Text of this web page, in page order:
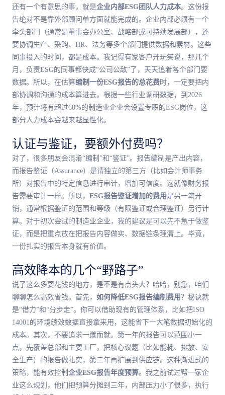
还有一个有意思的事，就是企业内部ESG团队人力成本。这份报
告绝对不是靠外部顾问单方面就能完成的。企业内部必须有一个
牵头部门（通常是董事会办公室、战略部或可持续发展部），还
要协调生产、采购、HR、法务等多个部门提供数据和素材。这些
同事投入的时间，都是成本。我记得有家客户开玩笑说，那几个
月，负责ESG的同事都快成“公司公敌”了，天天追着各个部门要
数据。所以，在估算编制一份ESG报告的总花费时，一定要把内
部协调和沟通的成本算进去。根据一些行业调研数据，到2026
年，预计将有超过60%的制造业企业会设置专职的ESG岗位，这
部分人力成本会越来越显性化。
认证与鉴证，要额外付费吗？
对了，很多朋友会混淆“编制”和“鉴证”。报告编制是产出内容，
而报告鉴证（Assurance）是请独立的第三方（比如会计师事务
所）对报告中的特定信息进行审计，增加可信度。这就像财务报
告需要审计一样。所以， ESG报告鉴证增加的费用是另一笔开
销，通常根据鉴证的范围和等级（有限鉴证或合理鉴证）另行计
算。对于初次尝试的制造业企业，我的建议是可以先不急于做鉴
证，而是把重点放在把报告内容做实、数据链条理清上。毕竟，
一份扎实的报告本身就有价值。
高效降本的几个“野路子”
说了这么多要花钱的地方，是不是有点头大？哈哈，别急，咱们
聊聊怎么高效省钱。首先， 如何降低ESG报告编制费用？秘诀就
是“借力”和“分步走”。你可以借助现有的管理体系，比如把ISO
14001的环境绩效数据直接拿来用，这能省下一大笔数据初始化的
成本。其次，不要追求一蹴而就。第一年的报告可以范围小一
点，先覆盖总部和主要工厂，把核心议题（比如能耗、排放、安
全生产）的报告做扎实，第二年再扩展到供应链。这种渐进式的
策略，能有效控制 企业ESG报告年度预算。我之前试过帮一家企
业这么规划，他们把预算分摊到三年，内部压力小了很多，执行